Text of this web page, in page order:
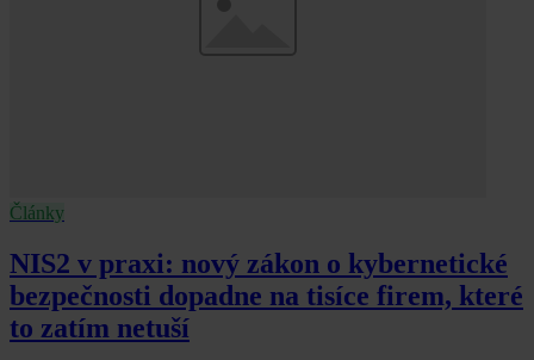
Články
NIS2 v praxi: nový zákon o kybernetické
bezpečnosti dopadne na tisíce firem, které
to zatím netuší